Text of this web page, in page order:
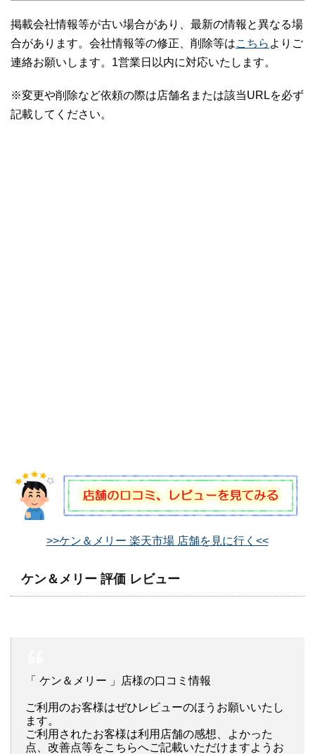
掲載会社情報等が古い場合があり、最新の情報と異なる場
合があります。会社情報等の修正、削除等はこちら よりご
連絡お願いします。1営業日以内に対応いたします。
※変更や削除など依頼の際は店舗名または該当URLを必ず
記載してください。
>>ケン＆メリー 楽天市場 店舗を見に行く<<
ケン＆メリー 評価 レビュー
「 ケン＆メリー 」店様の口コミ情報
ご利用のお客様はぜひレビューのほうお願いいたし
ます。
ご利用されたお客様は利用店舗の感想、よかった
点、改善点等をこちらへご記載いただけますようお